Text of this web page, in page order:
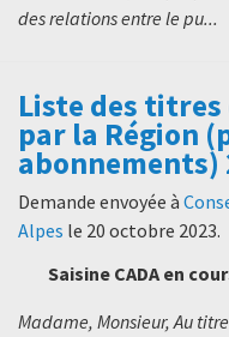
des relations entre le pu...
Liste des titres
par la Région
abonnements)
Demande envoyée à
Alpes le 20 octobre 2023.
Saisine CADA en
Madame, Monsieur, Au